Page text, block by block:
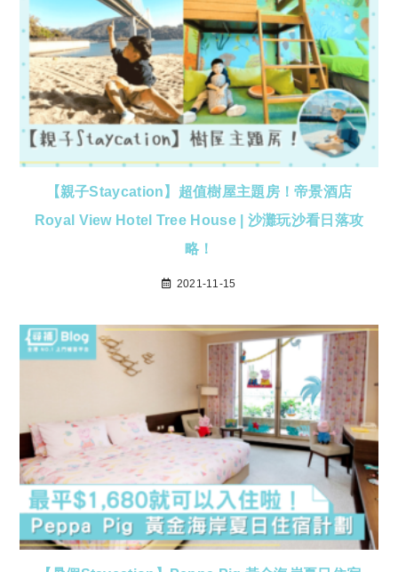
【親子Staycation】超值樹屋主題房！帝景酒店
Royal View Hotel Tree House | 沙灘玩沙看日落攻
略！
2021-11-15